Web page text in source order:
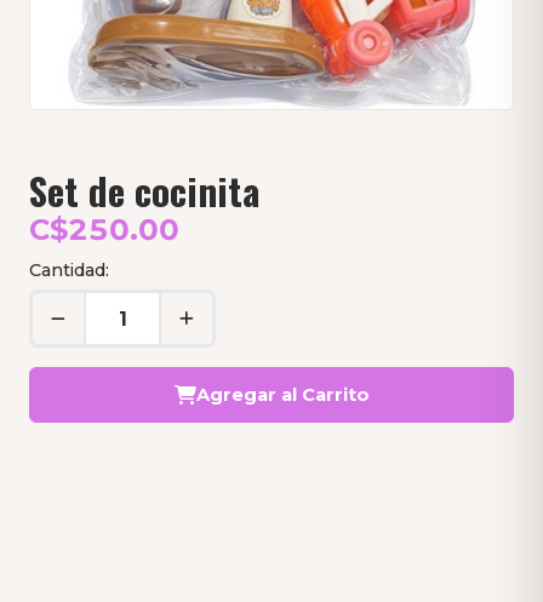
Set de cocinita
C$250.00
Cantidad:
Agregar al Carrito